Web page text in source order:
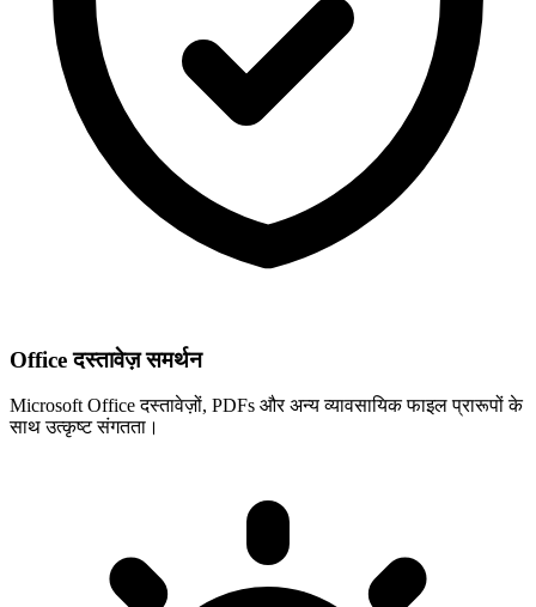
Office दस्तावेज़ समर्थन
Microsoft Office दस्तावेज़ों, PDFs और अन्य व्यावसायिक फाइल प्रारूपों के
साथ उत्कृष्ट संगतता।